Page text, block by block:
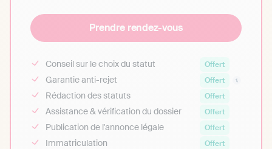
Prendre rendez-vous
Conseil sur le choix du statut Offert
Garantie anti-rejet Offert
Rédaction des statuts Offert
Assistance & vérification du dossier Offert
Publication de l'annonce légale Offert
Immatriculation Offert